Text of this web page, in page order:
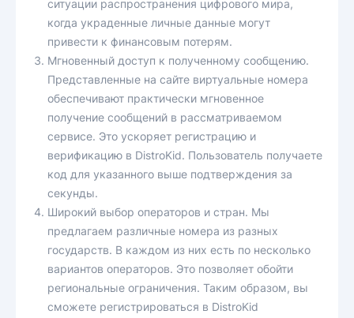
ситуации распространения цифрового мира,
когда украденные личные данные могут
привести к финансовым потерям.
Мгновенный доступ к полученному сообщению.
Представленные на сайте виртуальные номера
обеспечивают практически мгновенное
получение сообщений в рассматриваемом
сервисе. Это ускоряет регистрацию и
верификацию в DistroKid. Пользователь получаете
код для указанного выше подтверждения за
секунды.
Широкий выбор операторов и стран. Мы
предлагаем различные номера из разных
государств. В каждом из них есть по несколько
вариантов операторов. Это позволяет обойти
региональные ограничения. Таким образом, вы
сможете регистрироваться в DistroKid